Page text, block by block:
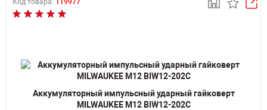
Код товара: 119977
Аккумуляторный импульсный ударный гайковерт
MILWAUKEE M12 BIW12-202C